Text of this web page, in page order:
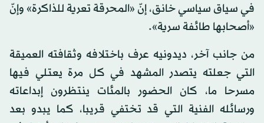
في سياق سياسي خانق، إنّ «المحرقة تعرية للذاكرة» وإنّ
«أصحابها طائفة سرية».
من جانب آخر، ديدونيه عرف باختلافه وثقافته العميقة
التي جعلته يتصدر المشهد في كل مرة يعتلي فيها
مسرحا ما، كان الحضور بالمئات ينتظرون إبداعاته
ورسائله الفنية التي قد تختفي قريبا، كما يبدو بعد